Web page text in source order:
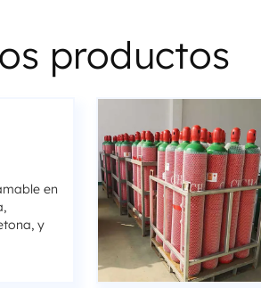
productos
en
y